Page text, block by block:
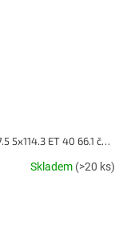
Alu kola design Nissan (B1699) 18x7.5 5x114.3 ET 40 66.1 černé
Skladem (>20 ks)